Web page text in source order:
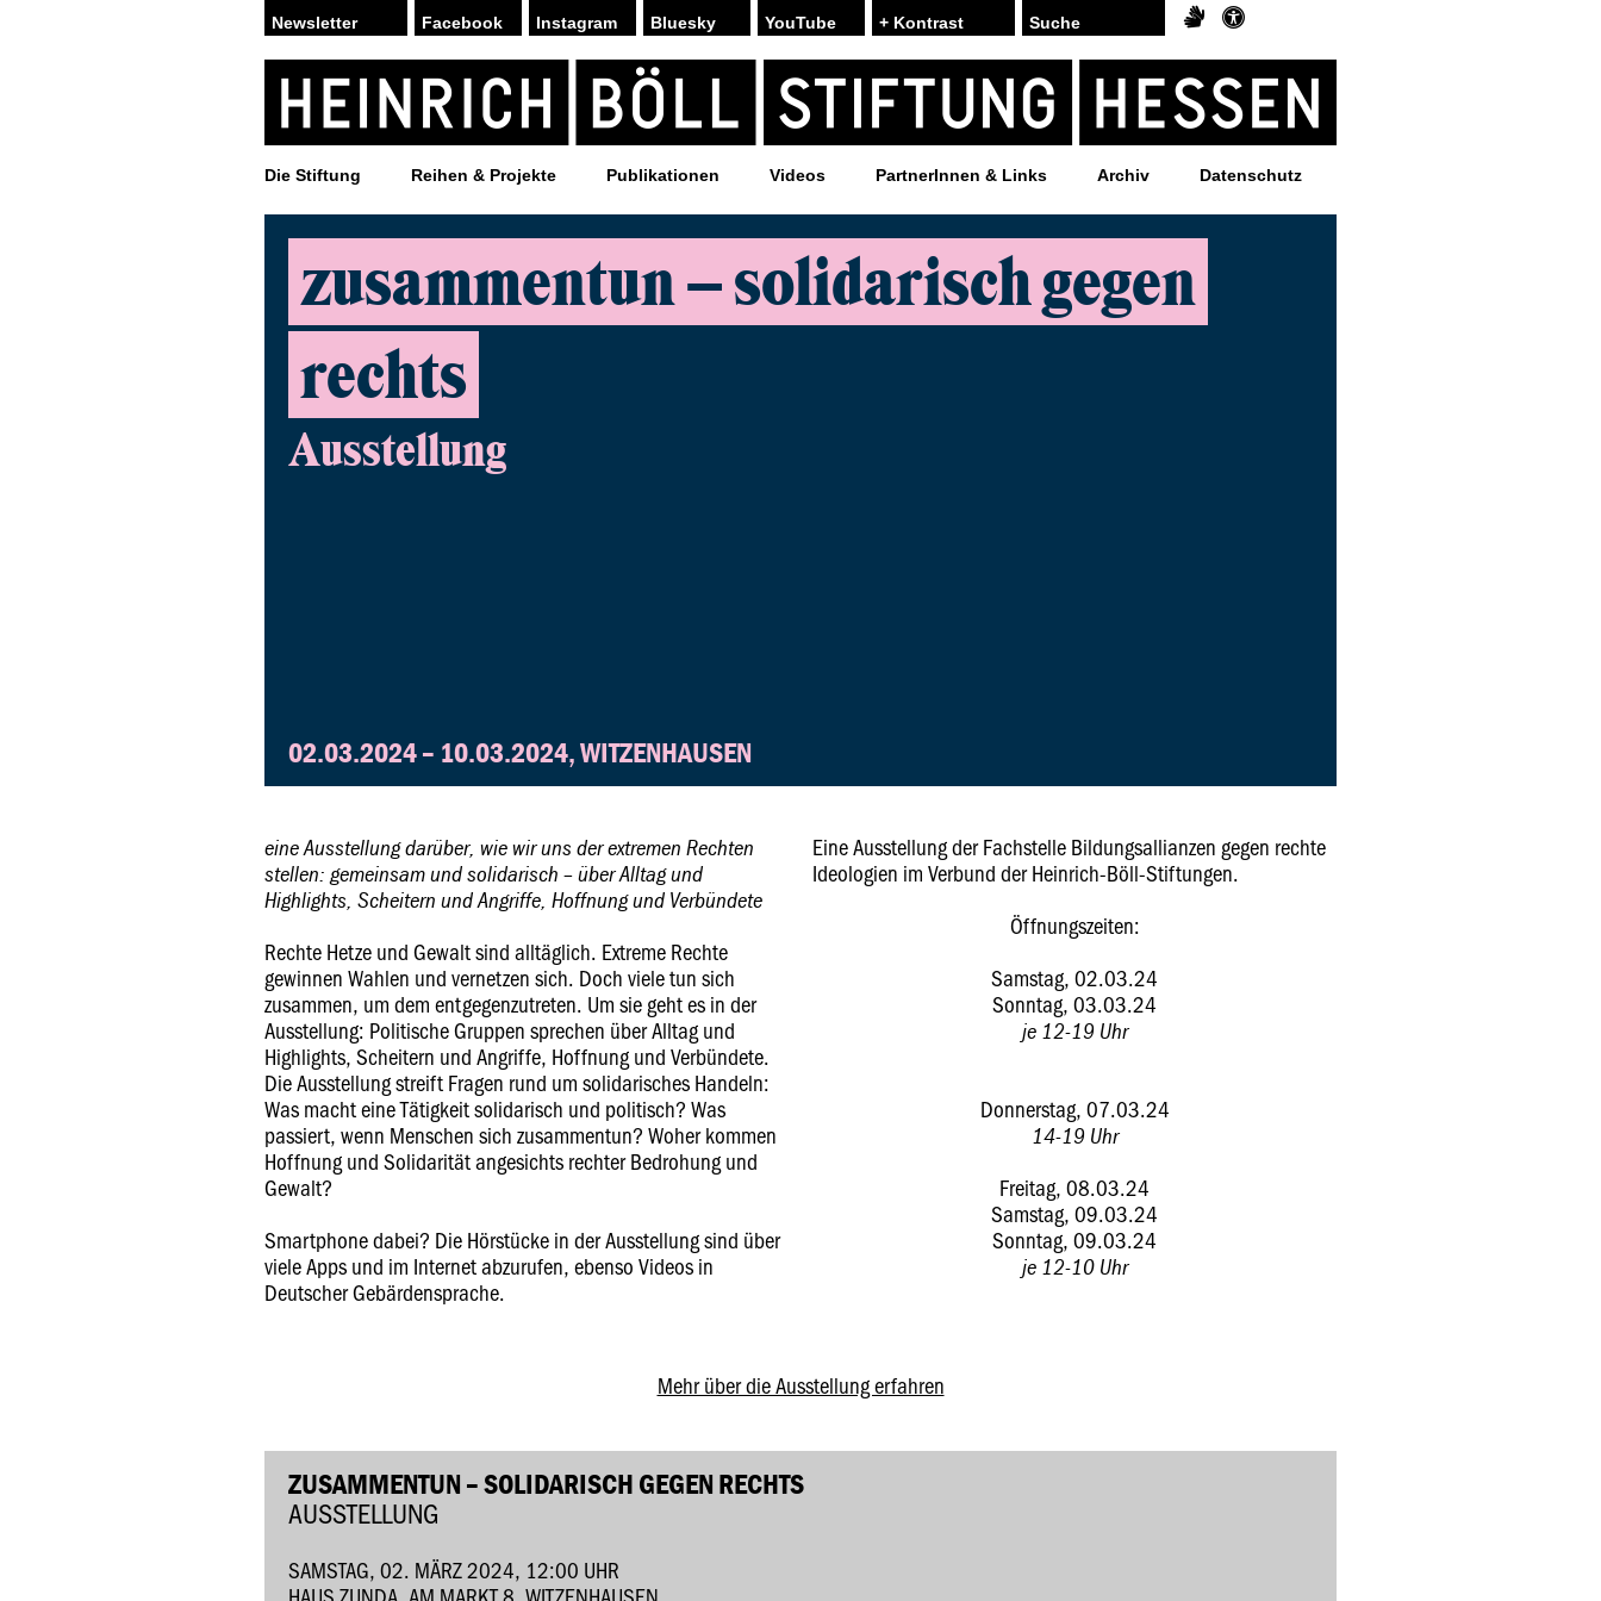
Facebook Instagram Bluesky YouTube + Kontrast
Die Stiftung Reihen & Projekte Publikationen Videos PartnerInnen & Links Archiv Datenschutz
zusammentun – solidarisch gegen
rechts
Ausstellung
02.03.2024 – 10.03.2024, WITZENHAUSEN
eine Ausstellung darüber, wie wir uns der extremen Rechten
stellen: gemeinsam und solidarisch – über Alltag und
Highlights, Scheitern und Angriffe, Hoffnung und Verbündete
Rechte Hetze und Gewalt sind alltäglich. Extreme Rechte
gewinnen Wahlen und vernetzen sich. Doch viele tun sich
zusammen, um dem entgegenzutreten. Um sie geht es in der
Ausstellung: Politische Gruppen sprechen über Alltag und
Highlights, Scheitern und Angriffe, Hoffnung und Verbündete.
Die Ausstellung streift Fragen rund um solidarisches Handeln:
Was macht eine Tätigkeit solidarisch und politisch? Was
passiert, wenn Menschen sich zusammentun? Woher kommen
Hoffnung und Solidarität angesichts rechter Bedrohung und
Gewalt?
Smartphone dabei? Die Hörstücke in der Ausstellung sind über
viele Apps und im Internet abzurufen, ebenso Videos in
Deutscher Gebärdensprache.
Eine Ausstellung der Fachstelle Bildungsallianzen gegen rechte
Ideologien im Verbund der Heinrich-Böll-Stiftungen.
Öffnungszeiten:
Samstag, 02.03.24
Sonntag, 03.03.24
je 12-19 Uhr
Donnerstag, 07.03.24
14-19 Uhr
Freitag, 08.03.24
Samstag, 09.03.24
Sonntag, 09.03.24
je 12-10 Uhr
Mehr über die Ausstellung erfahren
ZUSAMMENTUN – SOLIDARISCH GEGEN RECHTS
AUSSTELLUNG
SAMSTAG, 02. MÄRZ 2024, 12:00 UHR